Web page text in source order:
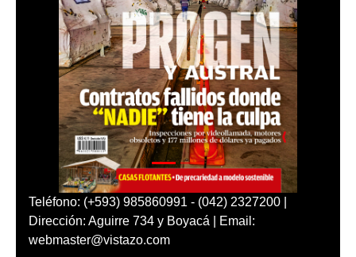
Teléfono: (+593) 985860991 - (042) 2327200 |
Dirección: Aguirre 734 y Boyacá | Email:
webmaster@vistazo.com